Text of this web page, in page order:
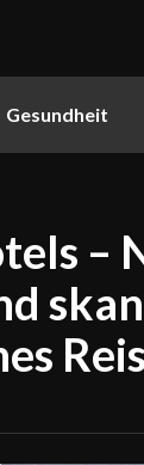
Gesundheit
–